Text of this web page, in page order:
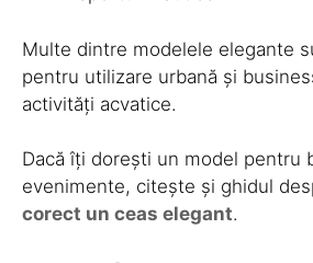
Multe dintre modelele elegante
pentru utilizare urbană și
activități acvatice.
Dacă îți dorești un model pentru
evenimente, citește și ghidul
corect un ceas elegant.